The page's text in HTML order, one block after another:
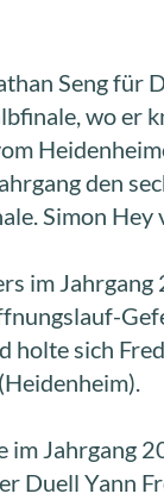
Seng für
wo er
den
Simon
im
sich
Jahrgang
Duell Yann